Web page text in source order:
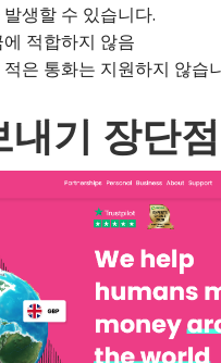
생할 수 있습니다.
적합하지 않음
은 통화는 지원하지 않습
내기 장단점